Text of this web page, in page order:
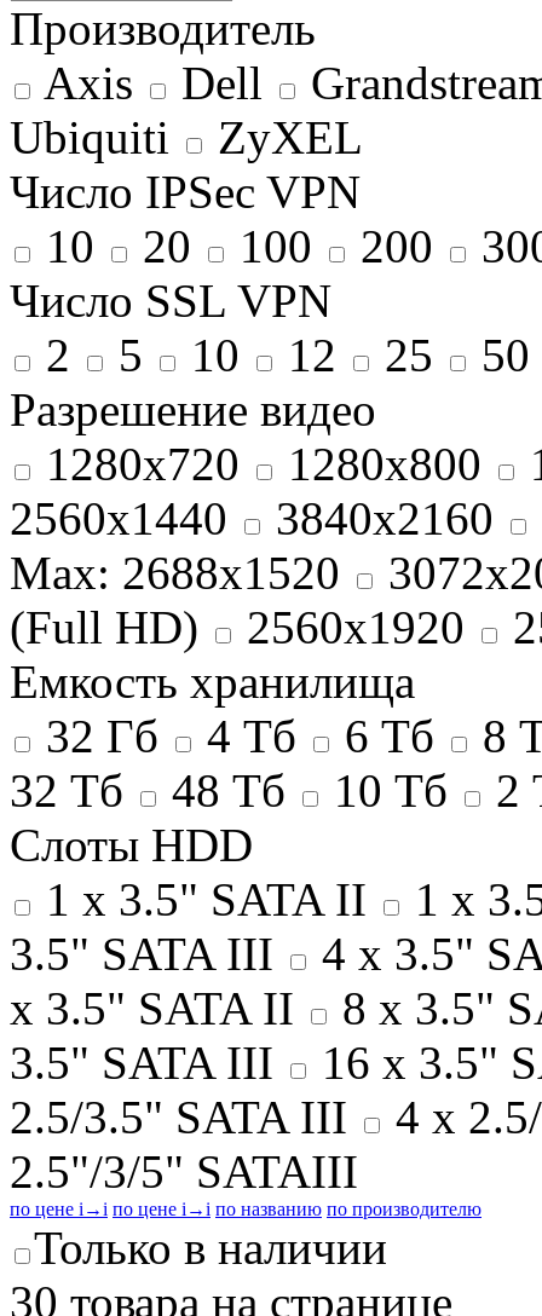
Производитель
Axis
Dell
Ubiquiti
ZyXEL
Число IPSec VPN
10
20 100 200
Число SSL VPN
2
5 10 12 25
50
Разрешение видео
1280х720
1280x800
2560х1440
3840x2160
Max: 2688x1520
(Full HD)
2560x1920
Емкость хранилища
32 Гб
4 Тб 6 Тб
8
32 Тб
48 Тб 10 Тб
2
Слоты HDD
1 x 3.5" SATA II
1 x
3.5" SATA III
4 x 3.5"
x 3.5" SATA II
8 x 3.5"
3.5" SATA III
16 x 3.5"
2.5/3.5" SATA III
4 x
2.5"/3/5" SATAIII
по цене i →i по цене i →i по названию по производителю
Только в наличии
30 товара на странице